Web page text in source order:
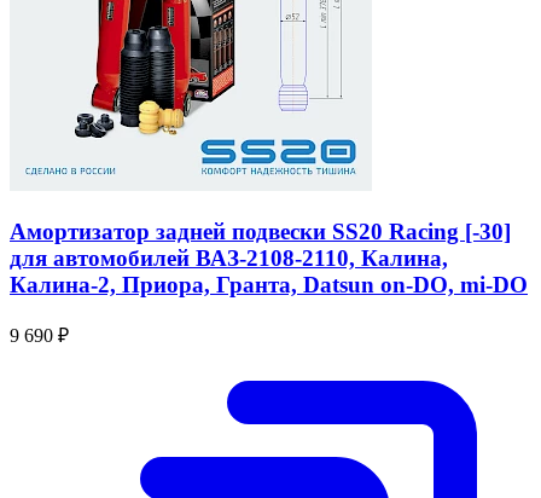
Амортизатор задней подвески SS20 Racing [-30]
для автомобилей ВАЗ-2108-2110, Калина,
Калина-2, Приора, Гранта, Datsun on-DO, mi-DO
9 690 ₽